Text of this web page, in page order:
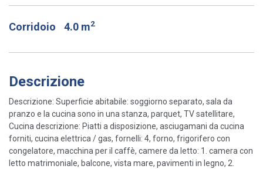
Corridoio 4.0 m2
Descrizione
Descrizione: Superficie abitabile: soggiorno separato, sala da
pranzo e la cucina sono in una stanza, parquet, TV satellitare,
Cucina descrizione: Piatti a disposizione, asciugamani da cucina
forniti, cucina elettrica / gas, fornelli: 4, forno, frigorifero con
congelatore, macchina per il caffè, camere da letto: 1. camera con
letto matrimoniale, balcone, vista mare, pavimenti in legno, 2.